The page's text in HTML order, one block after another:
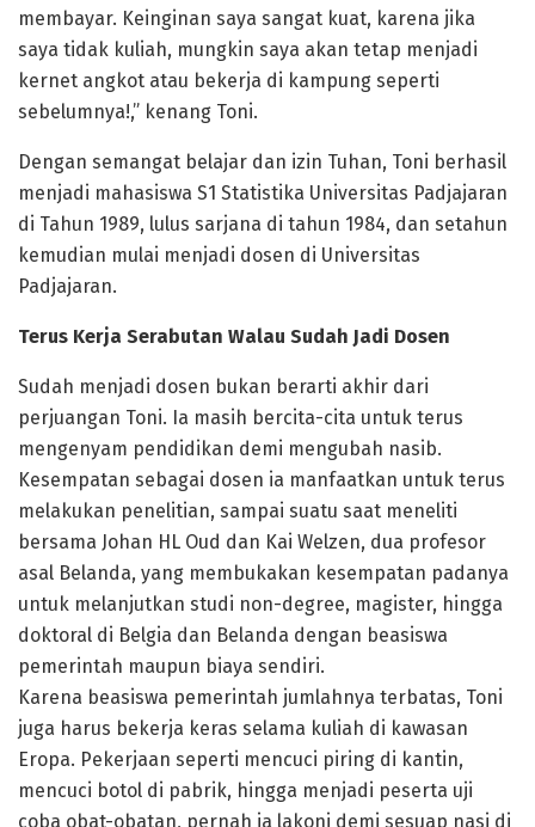
membayar. Keinginan saya sangat kuat, karena jika
saya tidak kuliah, mungkin saya akan tetap menjadi
kernet angkot atau bekerja di kampung seperti
sebelumnya!,” kenang Toni.
Dengan semangat belajar dan izin Tuhan, Toni berhasil
menjadi mahasiswa S1 Statistika Universitas Padjajaran
di Tahun 1989, lulus sarjana di tahun 1984, dan setahun
kemudian mulai menjadi dosen di Universitas
Padjajaran.
Terus Kerja Serabutan Walau Sudah Jadi Dosen
Sudah menjadi dosen bukan berarti akhir dari
perjuangan Toni. Ia masih bercita-cita untuk terus
mengenyam pendidikan demi mengubah nasib.
Kesempatan sebagai dosen ia manfaatkan untuk terus
melakukan penelitian, sampai suatu saat meneliti
bersama Johan HL Oud dan Kai Welzen, dua profesor
asal Belanda, yang membukakan kesempatan padanya
untuk melanjutkan studi non-degree, magister, hingga
doktoral di Belgia dan Belanda dengan beasiswa
pemerintah maupun biaya sendiri.
Karena beasiswa pemerintah jumlahnya terbatas, Toni
juga harus bekerja keras selama kuliah di kawasan
Eropa. Pekerjaan seperti mencuci piring di kantin,
mencuci botol di pabrik, hingga menjadi peserta uji
coba obat-obatan, pernah ia lakoni demi sesuap nasi di